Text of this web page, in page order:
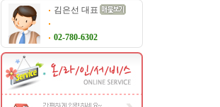
김은선 대표
02-780-6302